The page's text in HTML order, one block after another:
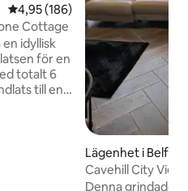
4,95 av 5 i genomsnittligt
4,95 (186)
Cottage
idyllisk
för en
totalt 6
till en
Lägenhet i Belfast
Cavehill City
Denna grindade